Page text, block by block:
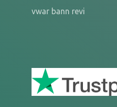
vwar bann revi